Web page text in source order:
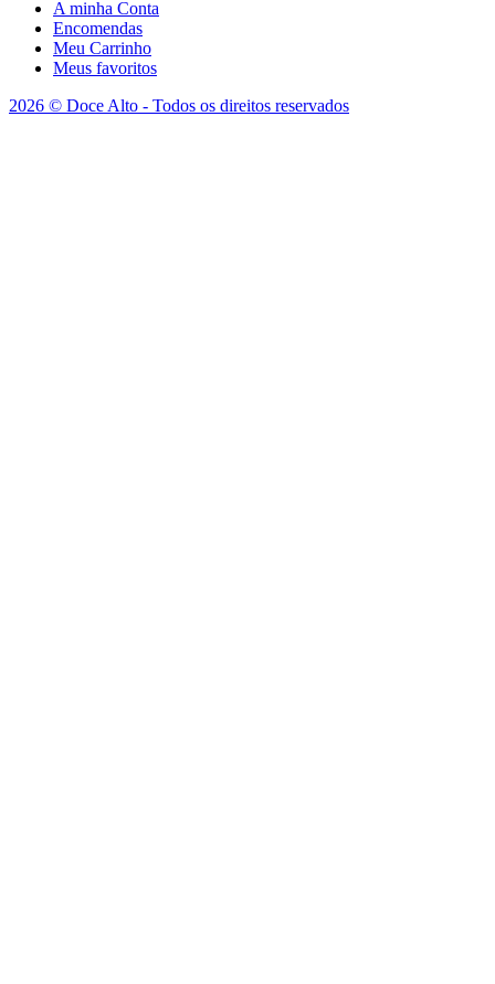
A minha Conta
Encomendas
Meu Carrinho
Meus favoritos
2026 © Doce Alto - Todos os direitos reservados